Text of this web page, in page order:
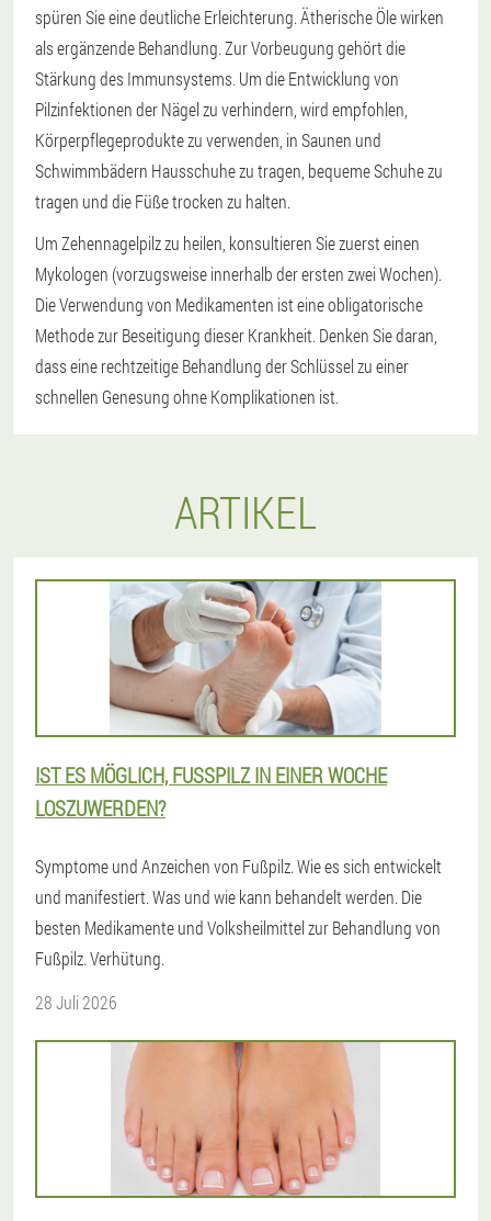
spüren Sie eine deutliche Erleichterung. Ätherische Öle wirken
als ergänzende Behandlung. Zur Vorbeugung gehört die
Stärkung des Immunsystems. Um die Entwicklung von
Pilzinfektionen der Nägel zu verhindern, wird empfohlen,
Körperpflegeprodukte zu verwenden, in Saunen und
Schwimmbädern Hausschuhe zu tragen, bequeme Schuhe zu
tragen und die Füße trocken zu halten.
Um Zehennagelpilz zu heilen, konsultieren Sie zuerst einen
Mykologen (vorzugsweise innerhalb der ersten zwei Wochen).
Die Verwendung von Medikamenten ist eine obligatorische
Methode zur Beseitigung dieser Krankheit. Denken Sie daran,
dass eine rechtzeitige Behandlung der Schlüssel zu einer
schnellen Genesung ohne Komplikationen ist.
ARTIKEL
IST ES MÖGLICH, FUSSPILZ IN EINER WOCHE L
OSZUWERDEN?
Symptome und Anzeichen von Fußpilz. Wie es sich entwickelt
und manifestiert. Was und wie kann behandelt werden. Die
besten Medikamente und Volksheilmittel zur Behandlung von
Fußpilz. Verhütung.
28 Juli 2026